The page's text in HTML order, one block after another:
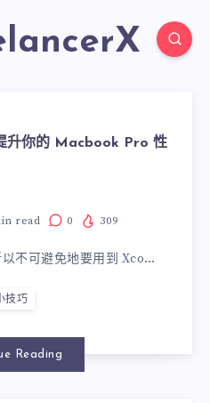
升你的 Macbook Pro 性
read 0 309
不可避免地要用到 Xco…
技巧
Reading